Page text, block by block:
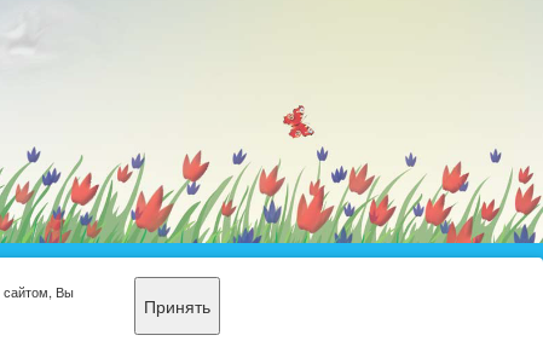
сайтом, Вы
Принять